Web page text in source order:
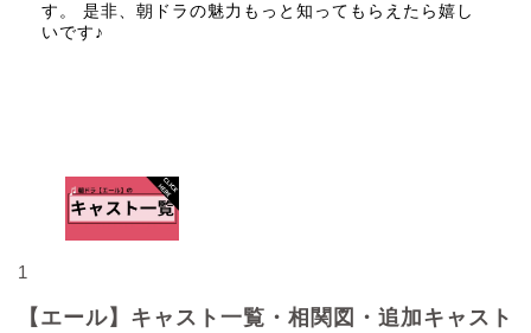
す。 是非、朝ドラの魅力もっと知ってもらえたら嬉し
いです♪
1
【エール】キャスト一覧・相関図・追加キャスト